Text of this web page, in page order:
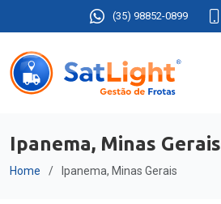
(35) 98852-0899
Ipanema, Minas Gerais
Home Ipanema, Minas Gerais